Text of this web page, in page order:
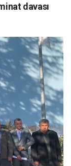
davası